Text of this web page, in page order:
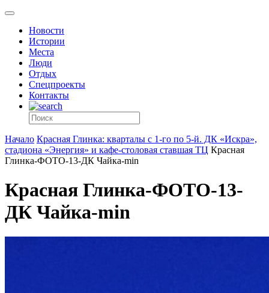
Новости
Истории
Места
Люди
Отдых
Спецпроекты
Контакты
Начало Красная Глинка: кварталы с 1-го по 5-й. ДК «Искра»,
стадиона «Энергия» и кафе-столовая ставшая ТЦ Красная
Глинка-ФОТО-13-ДК Чайка-min
Красная Глинка-ФОТО-13-
ДК Чайка-min